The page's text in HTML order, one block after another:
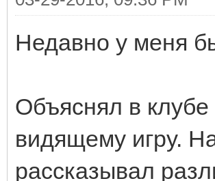
Недавно у меня
Объяснял в
видящему игру.
рассказывал